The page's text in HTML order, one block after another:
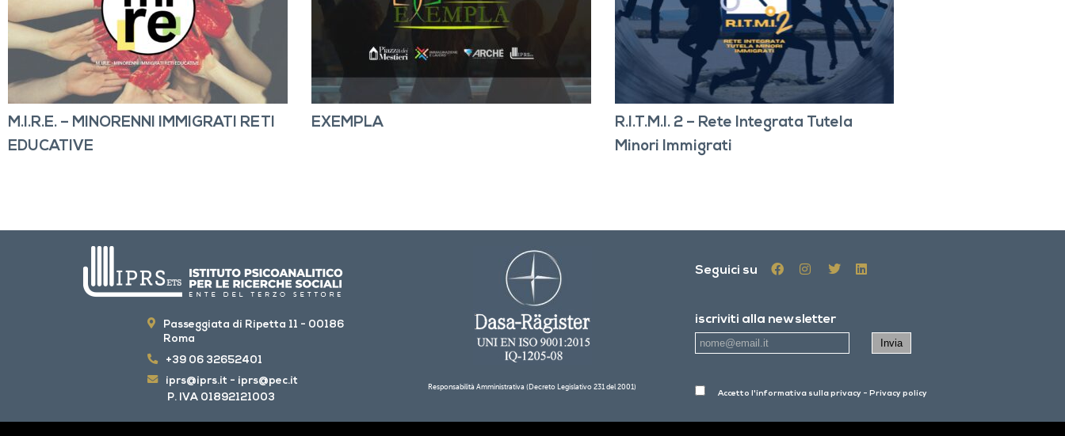
M.I.R.E. – MINORENNI IMMIGRATI RETI
EDUCATIVE
EXEMPLA
R.I.T.M.I. 2 – Rete Integrata Tutela
Minori Immigrati
Passeggiata di Ripetta 11 - 00186
Roma
+39 06 32652401
iprs@iprs.it - iprs@pec.it
P. IVA 01892121003
Responsabilità Amministrativa (Decreto Legislativo 231 del 2001)
Seguici su
iscriviti alla newsletter
Accetto l'informativa sulla privacy - Privacy policy